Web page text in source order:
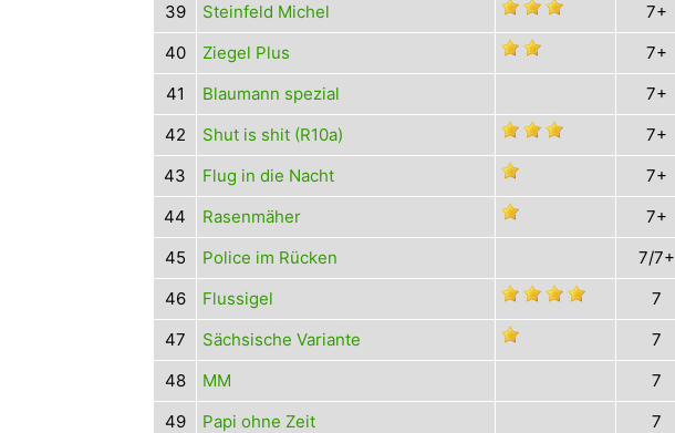
39
Steinfeld Michel 7+
40
Ziegel Plus 7+
41
Blaumann spezial 7+
42
Shut is shit (R10a) 7+
43
Flug in die Nacht 7+
44
Rasenmäher 7+
45
Police im Rücken 7/7+
46
Flussigel 7
47
Sächsische Variante 7
48
MM 7
49
Papi ohne Zeit 7